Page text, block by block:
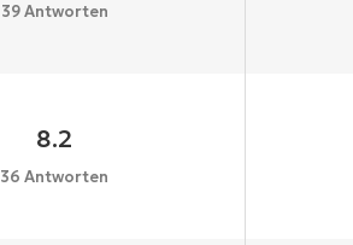
39 Antworten
8.2
36 Antworten